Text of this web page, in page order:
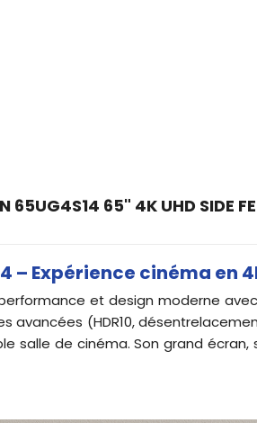
65UG4S14 65" 4K UHD SIDE
– Expérience cinéma en
et design moderne
avancées (HDR10,
salle de cinéma. Son grand